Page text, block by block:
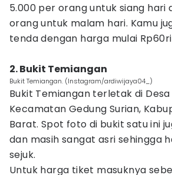
5.000 per orang untuk siang hari
orang untuk malam hari. Kamu
tenda dengan harga
2. Bukit Temiangan
Bukit Temiangan. (Instagram/ardiwijaya04_)
Bukit Temiangan terletak di Desa
Kecamatan Gedung Surian,
Barat. Spot foto di bukit satu ini
dan masih sangat asri sehingga
sejuk.
Untuk harga tiket masuknya